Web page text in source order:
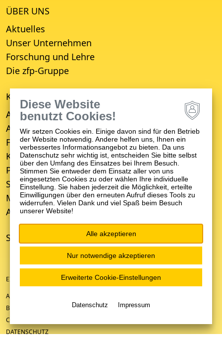
ÜBER UNS
Aktuelles
Unser Unternehmen
Forschung und Lehre
Die zfp-Gruppe
KLINIKEN
Allgemeine Psychiatrie
Alterspsychiatrie
Forensische Psychiatrie
Kinder- und Jugendpsychiatrie
Psychosomatische Medizin
Suchttherapie
Medizinisches Versorgungszentrum (MVZ)
Ambulanter Psychiatrischer Pflegedienst (APP)
STANDORTE
EIN UNTERNEHMEN DER ZFP-GRUPPE BADEN-WÜRTTEMBERG
ANFAHRT/KONTAKT
BARRIEREFREIHEIT
COOKIE-EINSTELLUNGEN
DATENSCHUTZ
Diese Website
benutzt Cookies!
Wir setzen Cookies ein. Einige davon sind für den Betrieb
der Website notwendig. Andere helfen uns, Ihnen ein
verbessertes Informationsangebot zu bieten. Da uns
Datenschutz sehr wichtig ist, entscheiden Sie bitte selbst
über den Umfang des Einsatzes bei Ihrem Besuch.
Stimmen Sie entweder dem Einsatz aller von uns
eingesetzten Cookies zu oder wählen Ihre individuelle
Einstellung. Sie haben jederzeit die Möglichkeit, erteilte
Einwilligungen über den erneuten Aufruf dieses Tools zu
widerrufen. Vielen Dank und viel Spaß beim Besuch
unserer Website!
Alle akzeptieren
Nur notwendige akzeptieren
Erweiterte Cookie-Einstellungen
Datenschutz Impressum